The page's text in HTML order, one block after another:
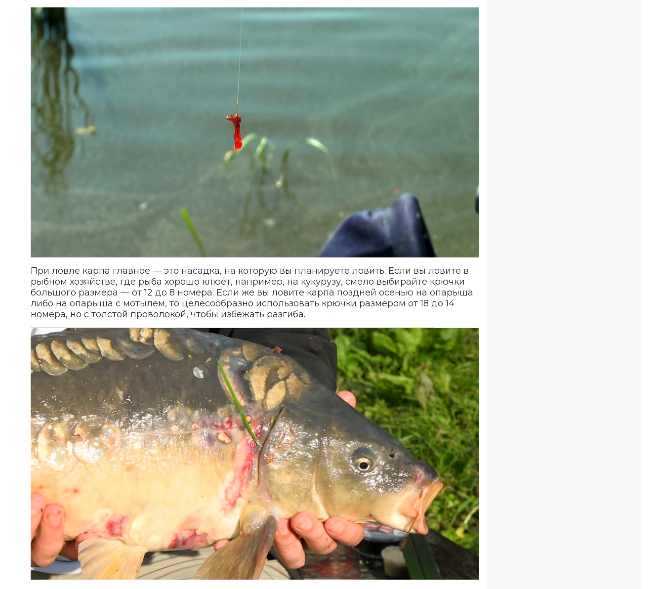
При ловле карпа главное — это насадка, на которую вы планируете ловить. Если вы ловите в
рыбном хозяйстве, где рыба хорошо клюет, например, на кукурузу, смело выбирайте крючки
большого размера — от 12 до 8 номера. Если же вы ловите карпа поздней осенью на опарыша
либо на опарыша с мотылем, то целесообразно использовать крючки размером от 18 до 14
номера, но с толстой проволокой, чтобы избежать разгиба.